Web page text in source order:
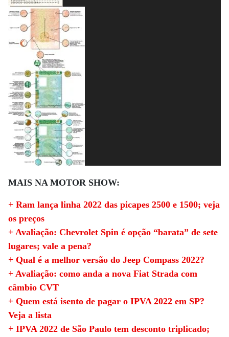
MAIS NA MOTOR SHOW:
+ Ram lança linha 2022 das picapes 2500 e 1500; veja
os preços
+ Avaliação: Chevrolet Spin é opção “barata” de sete
lugares; vale a pena?
+ Qual é a melhor versão do Jeep Compass 2022?
+ Avaliação: como anda a nova Fiat Strada com
câmbio CVT
+ Quem está isento de pagar o IPVA 2022 em SP?
Veja a lista
+ IPVA 2022 de São Paulo tem desconto triplicado;